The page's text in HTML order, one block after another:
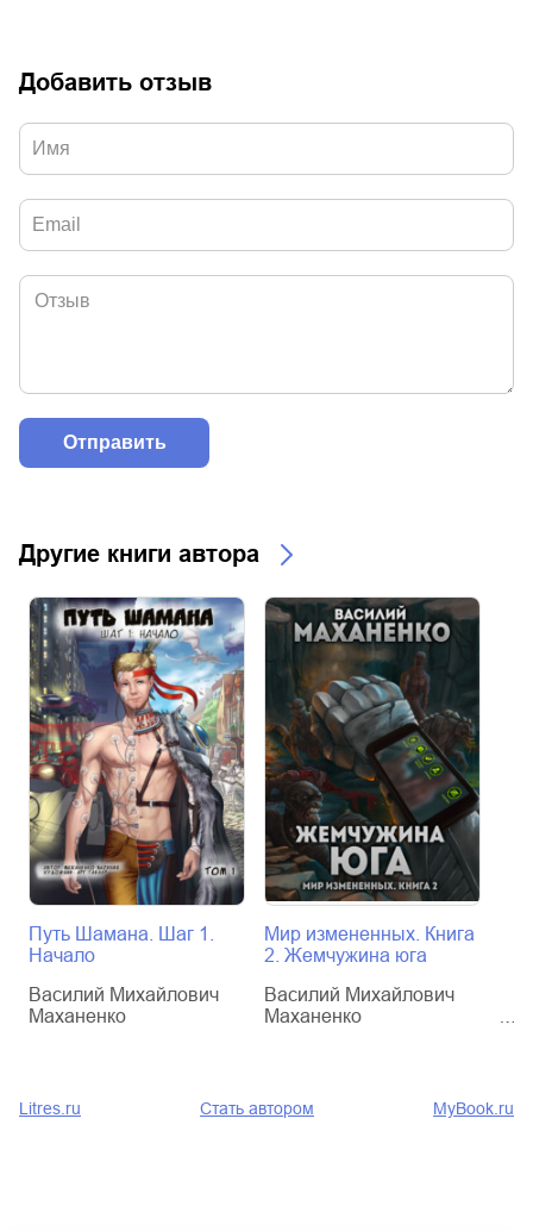
Добавить отзыв
Другие книги автора
Путь Шамана. Шаг 1.
Начало
Василий Михайлович
Маханенко
Мир измененных. Книга
2. Жемчужина юга
Василий Михайлович
Маханенко
Litres.ru Стать автором MyBook.ru